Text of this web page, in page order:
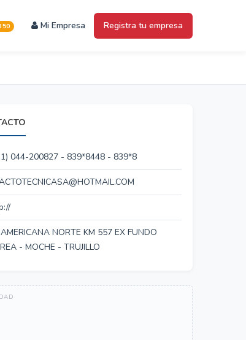
Mi Empresa Registra tu empresa
044-200827 - 839*8448 - 839*8
NORTE KM 557 EX FUNDO
- MOCHE - TRUJILLO